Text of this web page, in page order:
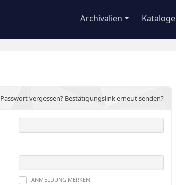
Archivalien Kataloge
Passwort vergessen? Bestätigungslink erneut senden?
ANMELDUNG MERKEN